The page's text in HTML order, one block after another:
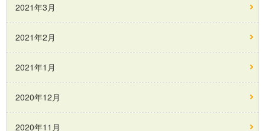
2021年3月
2021年2月
2021年1月
2020年12月
2020年11月